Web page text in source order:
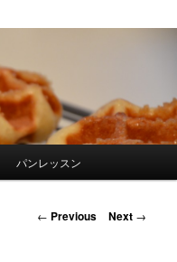
パンレッスン
Post navigation
← Previous Next →